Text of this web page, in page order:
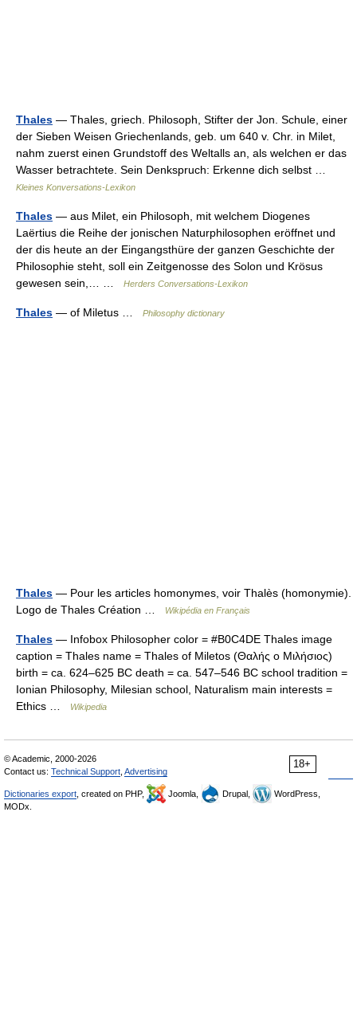
Thales — Thales, griech. Philosoph, Stifter der Jon. Schule, einer
der Sieben Weisen Griechenlands, geb. um 640 v. Chr. in Milet,
nahm zuerst einen Grundstoff des Weltalls an, als welchen er das
Wasser betrachtete. Sein Denkspruch: Erkenne dich selbst …
Kleines Konversations-Lexikon
Thales — aus Milet, ein Philosoph, mit welchem Diogenes
Laërtius die Reihe der jonischen Naturphilosophen eröffnet und
der dis heute an der Eingangsthüre der ganzen Geschichte der
Philosophie steht, soll ein Zeitgenosse des Solon und Krösus
gewesen sein,… …
Herders Conversations-Lexikon
Thales — of Miletus … Philosophy dictionary
Thales — Pour les articles homonymes, voir Thalès (homonymie).
Logo de Thales Création …
Wikipédia en Français
Thales — Infobox Philosopher color = #B0C4DE Thales image
caption = Thales name = Thales of Miletos (Θαλής ο Μιλήσιος)
birth = ca. 624–625 BC death = ca. 547–546 BC school tradition =
Ionian Philosophy, Milesian school, Naturalism main interests =
Ethics …
Wikipedia
18+
© Academic, 2000-2026
Contact us: Technical Support Advertising
Dictionaries export , created on PHP, Joomla, Drupal,
WordPress,
MODx.